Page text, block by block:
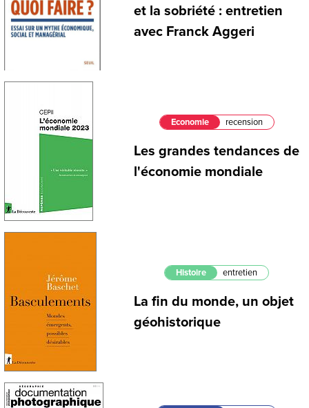
et la sobriété : entretien
avec Franck Aggeri
Economie recension
Les grandes tendances de
l'économie mondiale
Histoire entretien
La fin du monde, un objet
géohistorique